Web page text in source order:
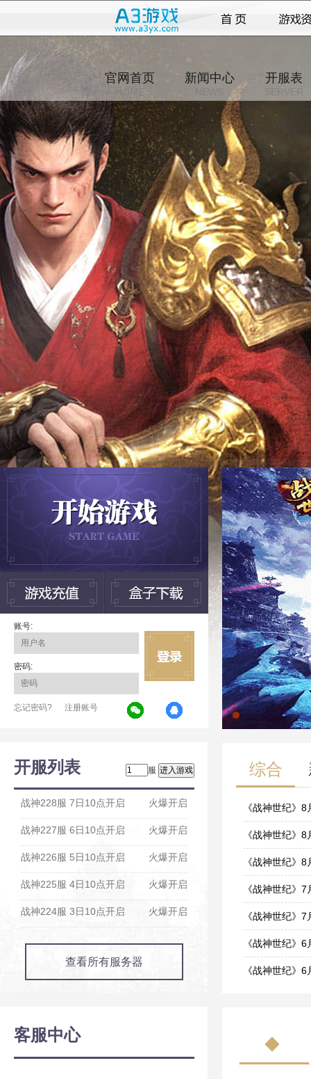
官网首页
HOME
新闻中心
NEWS
开服表
SERVER
账号:
密码:
忘记密码? 注册账号
开服列表 服
火爆开启
战神228服 7日10点开启
火爆开启
战神227服 6日10点开启
火爆开启
战神226服 5日10点开启
火爆开启
战神225服 4日10点开启
火爆开启
战神224服 3日10点开启
查看所有服务器
客服中心
综合
《战神世纪》
08-05
《战神世纪》
08-03
《战神世纪》
07-31
《战神世纪》
07-27
《战神世纪》
07-22
《战神世纪》
06-26
《战神世纪》
《战神世纪》